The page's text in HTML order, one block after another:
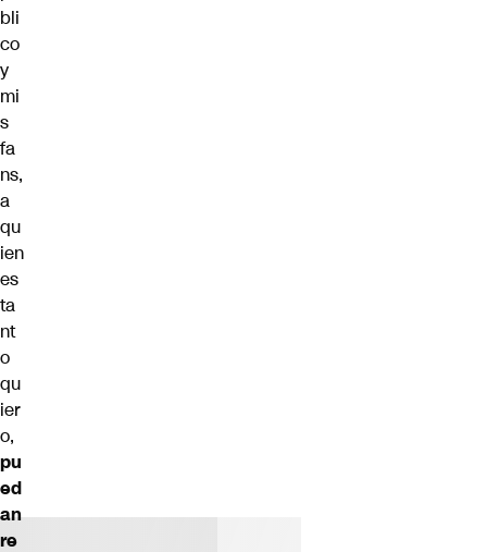
bli
co
y
mi
s
fa
ns,
a
qu
ien
es
ta
nt
o
qu
ier
o,
pu
ed
an
re